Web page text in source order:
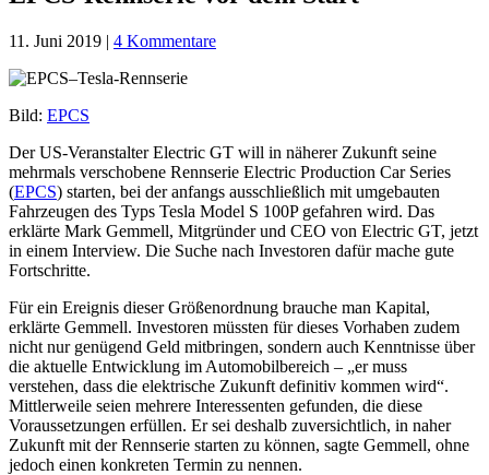
11. Juni 2019 | 4 Kommentare
Bild: EPCS
Der US-Veranstalter Electric GT will in näherer Zukunft seine
mehrmals verschobene Rennserie Electric Production Car Series
(EPCS) starten, bei der anfangs ausschließlich mit umgebauten
Fahrzeugen des Typs Tesla Model S 100P gefahren wird. Das
erklärte Mark Gemmell, Mitgründer und CEO von Electric GT, jetzt
in einem Interview. Die Suche nach Investoren dafür mache gute
Fortschritte.
Für ein Ereignis dieser Größenordnung brauche man Kapital,
erklärte Gemmell. Investoren müssten für dieses Vorhaben zudem
nicht nur genügend Geld mitbringen, sondern auch Kenntnisse über
die aktuelle Entwicklung im Automobilbereich – „er muss
verstehen, dass die elektrische Zukunft definitiv kommen wird“.
Mittlerweile seien mehrere Interessenten gefunden, die diese
Voraussetzungen erfüllen. Er sei deshalb zuversichtlich, in naher
Zukunft mit der Rennserie starten zu können, sagte Gemmell, ohne
jedoch einen konkreten Termin zu nennen.